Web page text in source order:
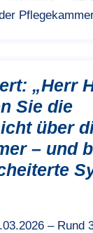
„Herr
Sie die
über
– und
– Rund